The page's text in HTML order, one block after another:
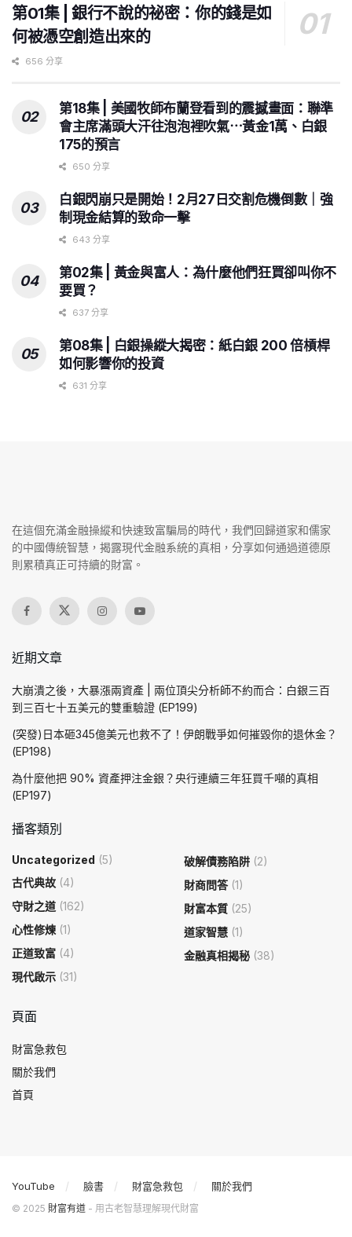
第01集 | 銀行不說的祕密：你的錢是如
何被憑空創造出來的
656 分享
第18集 | 美國牧師布蘭登看到的震撼畫面：聯準
會主席滿頭大汗往泡泡裡吹氣⋯黃金1萬、白銀
175的預言
650 分享
白銀閃崩只是開始！2月27日交割危機倒數｜強
制現金結算的致命一擊
643 分享
第02集 | 黃金與富人：為什麼他們狂買卻叫你不
要買？
637 分享
第08集 | 白銀操縱大揭密：紙白銀 200 倍槓桿
如何影響你的投資
631 分享
在這個充滿金融操縱和快速致富騙局的時代，我們回歸道家和儒家
的中國傳統智慧，揭露現代金融系統的真相，分享如何通過道德原
則累積真正可持續的財富。
近期文章
大崩潰之後，大暴漲兩資產 | 兩位頂尖分析師不約而合：白銀三百
到三百七十五美元的雙重驗證 (EP199)
(突發)日本砸345億美元也救不了！伊朗戰爭如何摧毀你的退休金？
(EP198)
為什麼他把 90% 資產押注金銀？央行連續三年狂買千噸的真相
(EP197)
播客類別
Uncategorized (5)
古代典故 (4)
守財之道 (162)
心性修煉 (1)
正道致富 (4)
現代啟示 (31)
破解債務陷阱 (2)
財商問答(1)
財富本質 (25)
道家智慧 (1)
金融真相揭秘 (38)
頁面
財富急救包
關於我們
首頁
YouTube 臉書 財富急救包 關於我們
© 2025 財富有道 - 用古老智慧理解現代財富